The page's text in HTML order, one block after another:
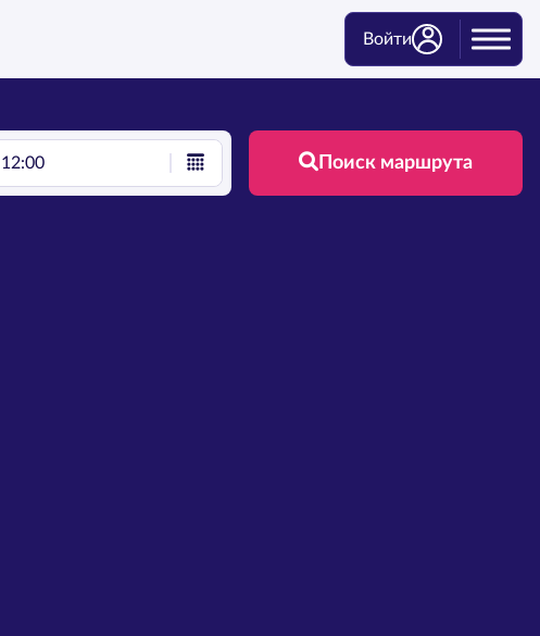
Войти
12:00 Поиск маршрута